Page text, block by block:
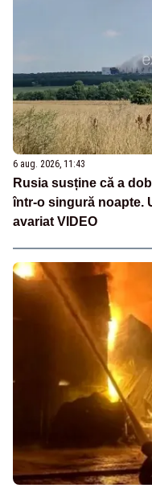
6 aug. 2026, 11:43
Rusia susține că a
într-o singură noapte.
avariat VIDEO